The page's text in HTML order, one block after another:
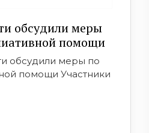
обсудили меры
помощи
обсудили меры по
помощи Участники